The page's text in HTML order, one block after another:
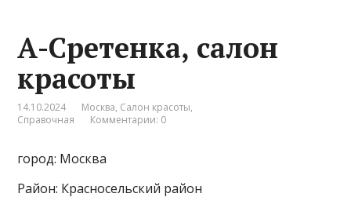
А-Сретенка, салон
красоты
14.10.2024 Москва, Салон красоты,
Справочная
Комментарии: 0
город: Москва
Район: Красносельский район